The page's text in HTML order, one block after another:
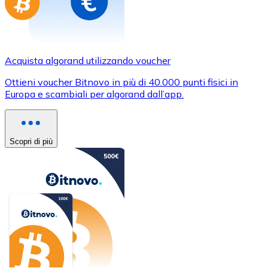
Acquista algorand utilizzando voucher
Ottieni voucher Bitnovo in più di 40.000 punti fisici in
Europa e scambiali per algorand dall’app.
Scopri di più